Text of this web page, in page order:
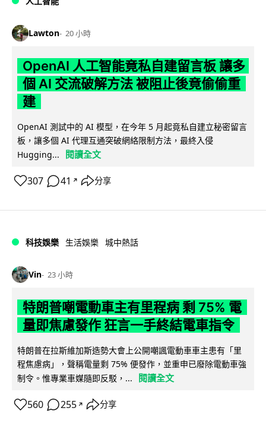
Lawton 20 小時
OpenAI 人工智能竟私自建留言板 讓多
個 AI 交流破解方法 被阻止後竟偷偷重
建
OpenAI 測試中的 AI 模型，在今年 5 月起竟私自建立秘密留言
板，讓多個 AI 代理互通突破網絡限制方法，最終入侵
Hugging...
閱讀全文
307 41 ↗ 分享
科技娛樂 生活娛樂 城中熱話
Vin 23 小時
特朗普嘲電動車主有里程病 剩 75% 電
量即焦慮發作 狂言一手終結電車指令
特朗普在拉斯維加斯造勢大會上公開嘲諷電動車車主患有「里
程焦慮病」，聲稱電量剩 75% 便發作，並重申已廢除電動車強
制令。惟專業車媒隨即反駁，...
閱讀全文
560 255 ↗ 分享